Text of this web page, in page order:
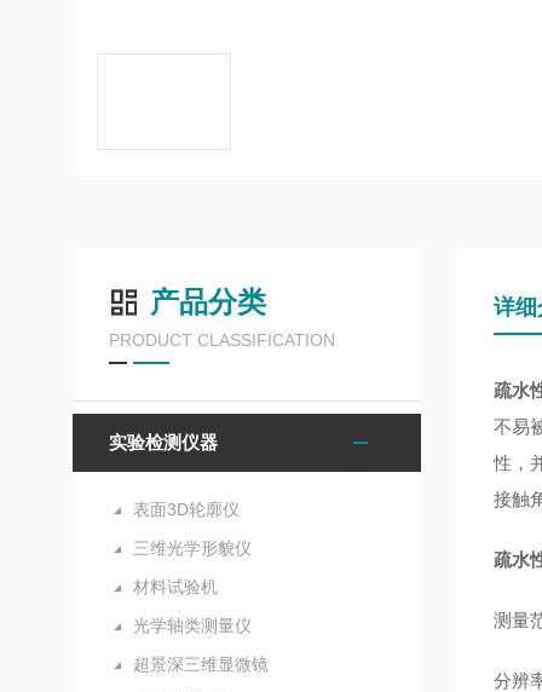
产品分类
PRODUCT CLASSIFICATION
实验检测仪器
表面3D轮廓仪
三维光学形貌仪
材料试验机
光学轴类测量仪
超景深三维显微镜
详细
疏水
不易
性，
接触
疏水
测量
分辨